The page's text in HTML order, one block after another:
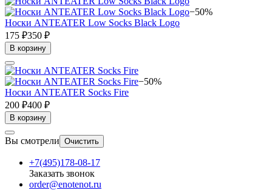
−50%
Носки ANTEATER Low Socks Black Logo
175 ₽350 ₽
В корзину
−50%
Носки ANTEATER Socks Fire
200 ₽400 ₽
В корзину
Вы смотрели Очистить
+7(495)178-08-17
Заказать звонок
order@enotenot.ru